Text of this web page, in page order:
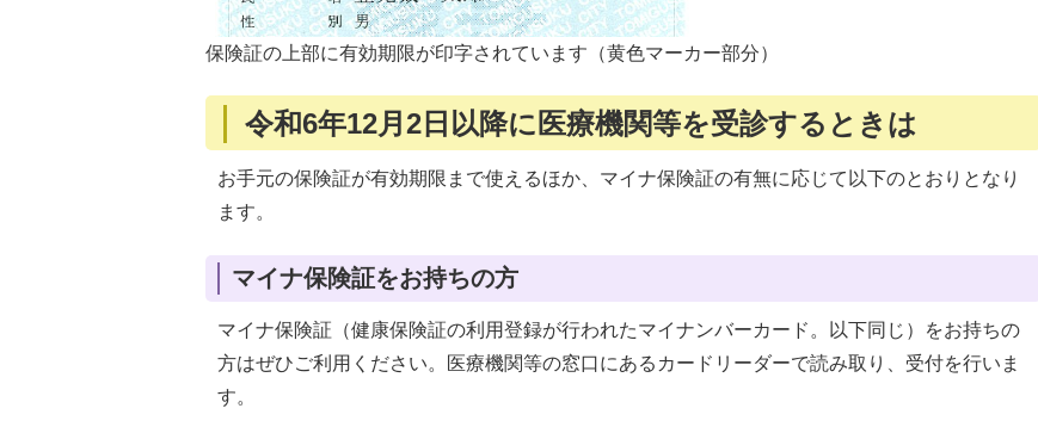
保険証の上部に有効期限が印字されています（黄色マーカー部分）
令和6年12月2日以降に医療機関等を受診するときは
お手元の保険証が有効期限まで使えるほか、マイナ保険証の有無に応じて以下のとおりとなり
ます。
マイナ保険証をお持ちの方
マイナ保険証（健康保険証の利用登録が行われたマイナンバーカード。以下同じ）をお持ちの
方はぜひご利用ください。医療機関等の窓口にあるカードリーダーで読み取り、受付を行いま
す。